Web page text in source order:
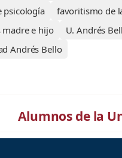
psicología
favoritismo de
madre e hijo
U. Andrés
Andrés Bello
Alumnos de la